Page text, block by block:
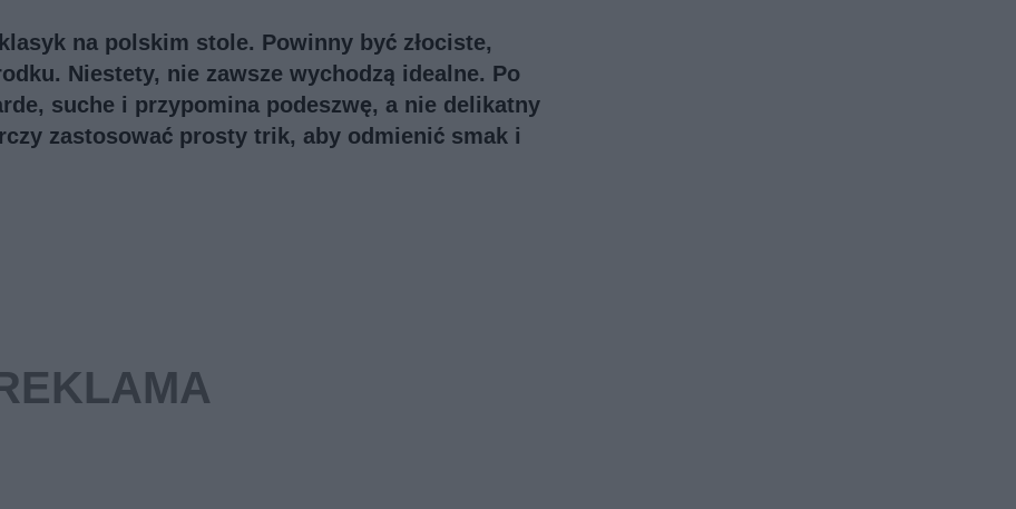
na polskim stole. Powinny być złociste,
Niestety, nie zawsze wychodzą idealne. Po
suche i przypomina podeszwę, a nie delikatny
zastosować prosty trik, aby odmienić smak i